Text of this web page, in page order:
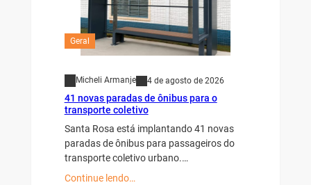
Geral
Micheli Armanje 4 de agosto de 2026
41 novas paradas de ônibus para o
transporte coletivo
Santa Rosa está implantando 41 novas
paradas de ônibus para passageiros do
transporte coletivo urbano.…
Continue lendo…